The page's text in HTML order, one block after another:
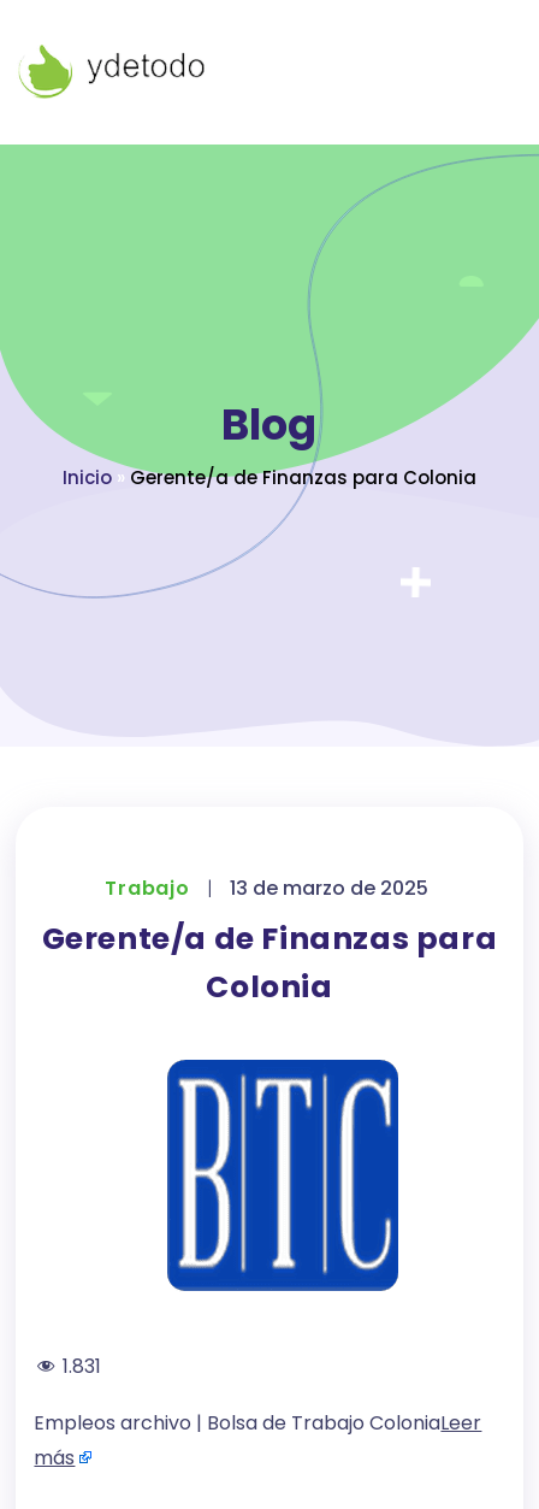
Blog
Inicio» Gerente/a de Finanzas para Colonia
Trabajo | 13 de marzo de 2025
Gerente/a de Finanzas para
Colonia
1.831
Empleos archivo | Bolsa de Trabajo ColoniaLeer
más